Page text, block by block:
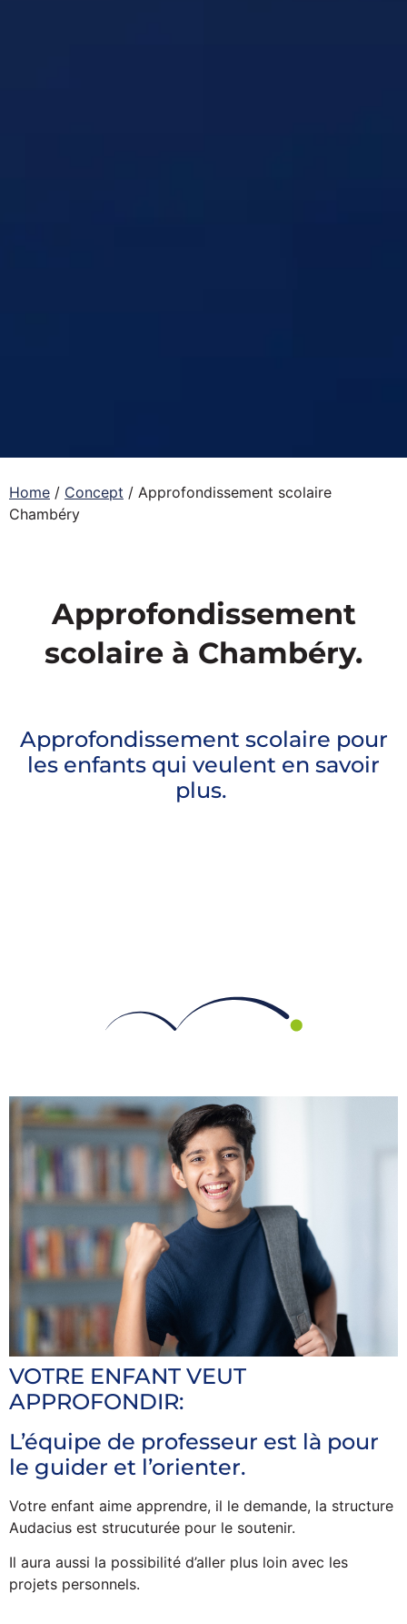
Home / Concept / Approfondissement scolaire
Chambéry
Approfondissement
scolaire à Chambéry.
Approfondissement scolaire pour
les enfants qui veulent en savoir
plus.
VOTRE ENFANT VEUT
APPROFONDIR:
L’équipe de professeur est là pour
le guider et l’orienter.
Votre enfant aime apprendre, il le demande, la structure
Audacius est strucuturée pour le soutenir.
Il aura aussi la possibilité d’aller plus loin avec les
projets personnels.